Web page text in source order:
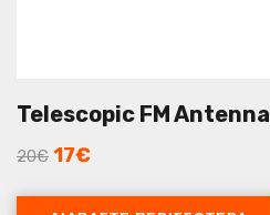
Telescopic FM Antenna
20€ 17€